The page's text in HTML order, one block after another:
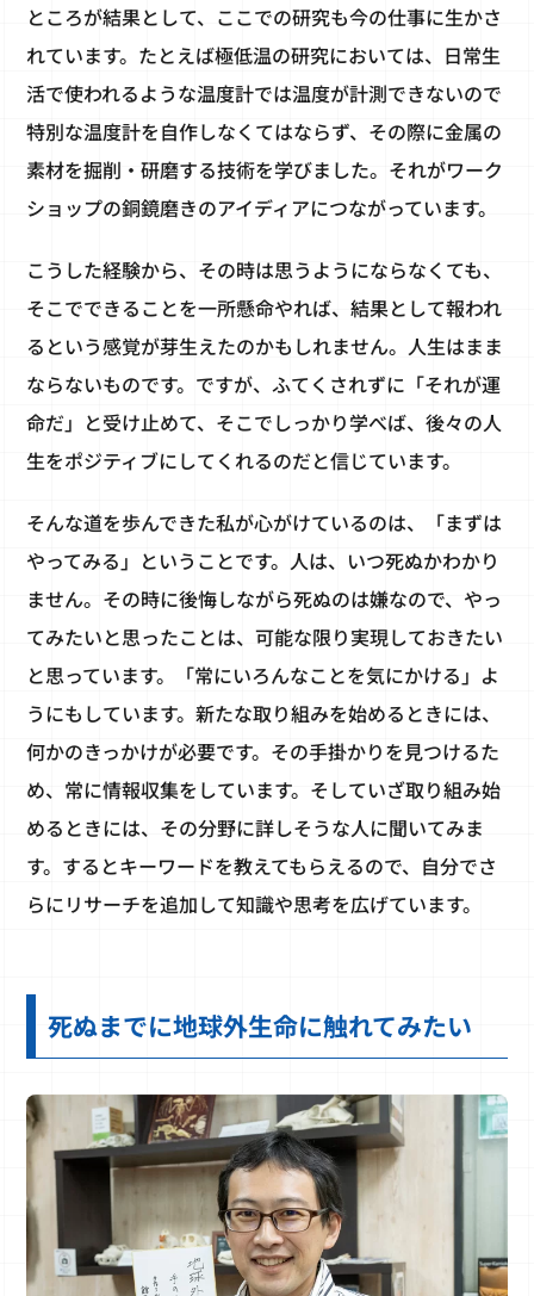
ところが結果として、ここでの研究も今の仕事に生かさ
れています。たとえば極低温の研究においては、日常生
活で使われるような温度計では温度が計測できないので
特別な温度計を自作しなくてはならず、その際に金属の
素材を掘削・研磨する技術を学びました。それがワーク
ショップの銅鏡磨きのアイディアにつながっています。
こうした経験から、その時は思うようにならなくても、
そこでできることを一所懸命やれば、結果として報われ
るという感覚が芽生えたのかもしれません。人生はまま
ならないものです。ですが、ふてくされずに「それが運
命だ」と受け止めて、そこでしっかり学べば、後々の人
生をポジティブにしてくれるのだと信じています。
そんな道を歩んできた私が心がけているのは、「まずは
やってみる」ということです。人は、いつ死ぬかわかり
ません。その時に後悔しながら死ぬのは嫌なので、やっ
てみたいと思ったことは、可能な限り実現しておきたい
と思っています。「常にいろんなことを気にかける」よ
うにもしています。新たな取り組みを始めるときには、
何かのきっかけが必要です。その手掛かりを見つけるた
め、常に情報収集をしています。そしていざ取り組み始
めるときには、その分野に詳しそうな人に聞いてみま
す。するとキーワードを教えてもらえるので、自分でさ
らにリサーチを追加して知識や思考を広げています。
死ぬまでに地球外生命に触れてみたい